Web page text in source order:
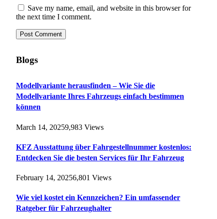
Save my name, email, and website in this browser for
the next time I comment.
Blogs
Modellvariante herausfinden – Wie Sie die
Modellvariante Ihres Fahrzeugs einfach bestimmen
können
March 14, 20259,983 Views
KFZ Ausstattung über Fahrgestellnummer kostenlos:
Entdecken Sie die besten Services für Ihr Fahrzeug
February 14, 20256,801 Views
Wie viel kostet ein Kennzeichen? Ein umfassender
Ratgeber für Fahrzeughalter